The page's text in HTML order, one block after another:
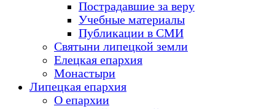
Пострадавшие за веру
Учебные материалы
Публикации в СМИ
Святыни липецкой земли
Елецкая епархия
Монастыри
Липецкая епархия
О епархии